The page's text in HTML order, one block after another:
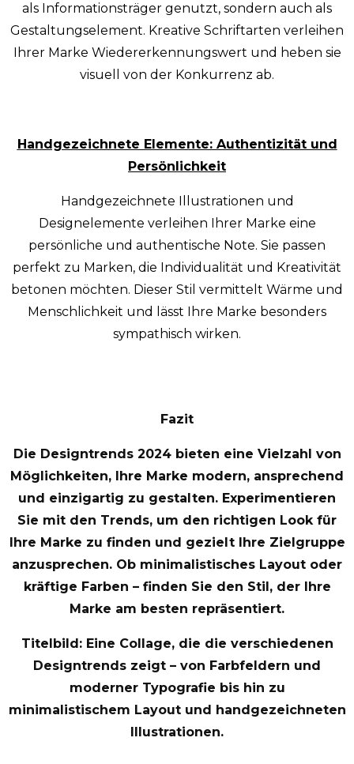
als Informationsträger genutzt, sondern auch als
Gestaltungselement. Kreative Schriftarten verleihen
Ihrer Marke Wiedererkennungswert und heben sie
visuell von der Konkurrenz ab.
Handgezeichnete Elemente: Authentizität und
Persönlichkeit
Handgezeichnete Illustrationen und
Designelemente verleihen Ihrer Marke eine
persönliche und authentische Note. Sie passen
perfekt zu Marken, die Individualität und Kreativität
betonen möchten. Dieser Stil vermittelt Wärme und
Menschlichkeit und lässt Ihre Marke besonders
sympathisch wirken.
Fazit
Die Designtrends 2024 bieten eine Vielzahl von
Möglichkeiten, Ihre Marke modern, ansprechend
und einzigartig zu gestalten. Experimentieren
Sie mit den Trends, um den richtigen Look für
Ihre Marke zu finden und gezielt Ihre Zielgruppe
anzusprechen. Ob minimalistisches Layout oder
kräftige Farben – finden Sie den Stil, der Ihre
Marke am besten repräsentiert.
Titelbild: Eine Collage, die die verschiedenen
Designtrends zeigt – von Farbfeldern und
moderner Typografie bis hin zu
minimalistischem Layout und handgezeichneten
Illustrationen.